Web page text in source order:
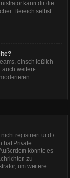
kann dir die
Bereich selbst
einschließlich
auch weitere
registriert und /
hat Private
könnte es
zu
um weitere